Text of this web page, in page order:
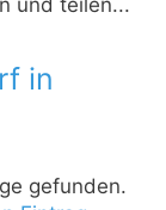
in
gefunden.